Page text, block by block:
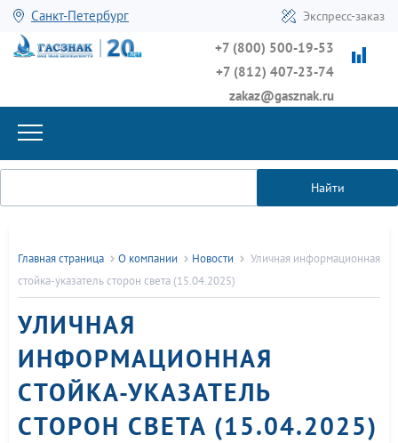
Санкт-Петербург Экспресс-заказ
+7 (800) 500-19-53
+7 (812) 407-23-74
zakaz@gasznak.ru
Найти
Главная страница О компании Новости
Уличная информационная
стойка-указатель сторон света (15.04.2025)
УЛИЧНАЯ
ИНФОРМАЦИОННАЯ
СТОЙКА-УКАЗАТЕЛЬ
СТОРОН СВЕТА (15.04.2025)